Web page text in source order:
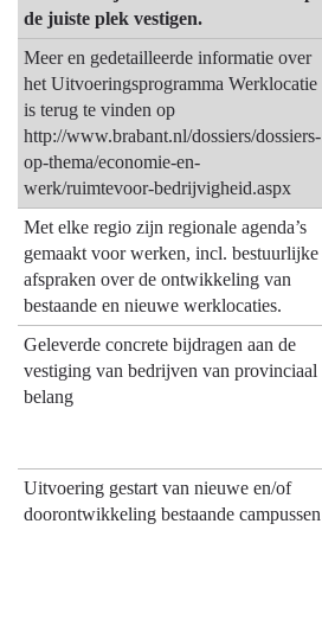
de juiste plek vestigen.
Meer en gedetailleerde informatie over
het Uitvoeringsprogramma Werklocatie
is terug te vinden op
http://www.brabant.nl/dossiers/dossiers-
op-thema/economie-en-
werk/ruimtevoor-bedrijvigheid.aspx
Met elke regio zijn regionale agenda’s
gemaakt voor werken, incl. bestuurlijke
afspraken over de ontwikkeling van
bestaande en nieuwe werklocaties.
Geleverde concrete bijdragen aan de
vestiging van bedrijven van provinciaal
belang
Uitvoering gestart van nieuwe en/of
doorontwikkeling bestaande campussen